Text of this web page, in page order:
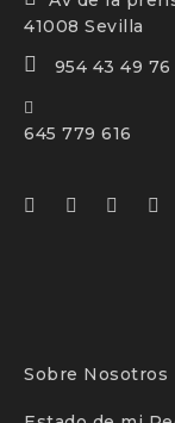
41008 Sevilla
954 43 49 76
645 779 616
Sobre Nosotros